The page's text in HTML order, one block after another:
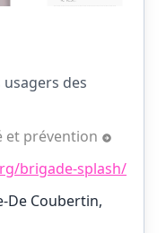
des
et prévention
brigade-splash/
De Coubertin,